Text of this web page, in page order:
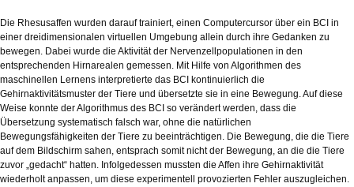
Die Rhesusaffen wurden darauf trainiert, einen Computercursor über ein BCI in
einer dreidimensionalen virtuellen Umgebung allein durch ihre Gedanken zu
bewegen. Dabei wurde die Aktivität der Nervenzellpopulationen in den
entsprechenden Hirnarealen gemessen. Mit Hilfe von Algorithmen des
maschinellen Lernens interpretierte das BCI kontinuierlich die
Gehirnaktivitätsmuster der Tiere und übersetzte sie in eine Bewegung. Auf diese
Weise konnte der Algorithmus des BCI so verändert werden, dass die
Übersetzung systematisch falsch war, ohne die natürlichen
Bewegungsfähigkeiten der Tiere zu beeinträchtigen. Die Bewegung, die die Tiere
auf dem Bildschirm sahen, entsprach somit nicht der Bewegung, an die die Tiere
zuvor „gedacht“ hatten. Infolgedessen mussten die Affen ihre Gehirnaktivität
wiederholt anpassen, um diese experimentell provozierten Fehler auszugleichen.